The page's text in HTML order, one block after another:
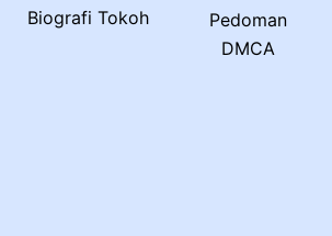
Biografi Tokoh
Pedoman
DMCA